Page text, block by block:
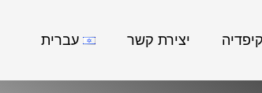
יצירת קשר עברית